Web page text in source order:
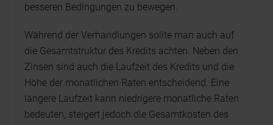
besseren Bedingungen zu bewegen.
Während der Verhandlungen sollte man auch auf
die Gesamtstruktur des Kredits achten. Neben den
Zinsen sind auch die Laufzeit des Kredits und die
Höhe der monatlichen Raten entscheidend. Eine
längere Laufzeit kann niedrigere monatliche Raten
bedeuten, steigert jedoch die Gesamtkosten des